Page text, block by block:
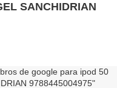
SANCHIDRIAN